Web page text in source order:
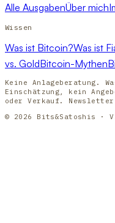
Alle AusgabenÜber mich
Wissen
Was ist Bitcoin?Was ist
vs. GoldBitcoin-Mythen
Keine Anlageberatung.
Einschätzung, kein
oder Verkauf.
© 2026 Bits&Satoshis ·